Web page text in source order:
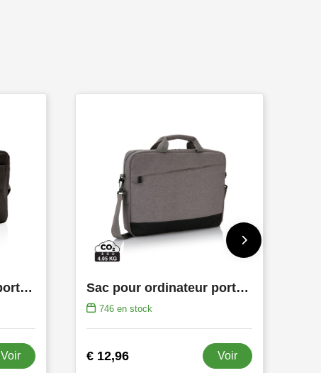
Sac pour ordinateur portable 15.4”
Voir
Sac pour ordinateur portable 15” Trend
746 en stock
€ 12,96 Voir